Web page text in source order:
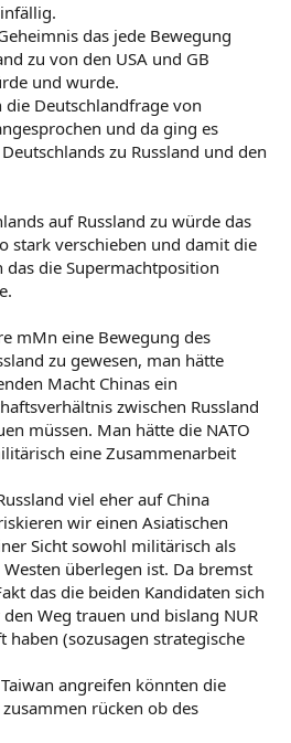
das jede Bewegung
zu von den USA und GB
und wurde.
Deutschlandfrage von
und da ging es
zu Russland und den
auf Russland zu würde das
stark verschieben und damit die
das die Supermachtposition
mMn eine Bewegung des
zu gewesen, man hätte
Macht Chinas ein
zwischen Russland
müssen. Man hätte die NATO
eine Zusammenarbeit
viel eher auf China
wir einen Asiatischen
Sicht sowohl militärisch als
überlegen ist. Da bremst
das die beiden Kandidaten sich
Weg trauen und bislang NUR
haben (sozusagen strategische
angreifen könnten die
rücken ob des